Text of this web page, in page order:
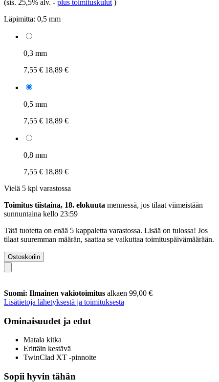
(sis. 25,5% alv. - plus toimituskulut )
Läpimitta: 0,5 mm
0,3 mm
7,55 € 18,89 €
0,5 mm
7,55 € 18,89 €
0,8 mm
7,55 € 18,89 €
Vielä 5 kpl varastossa
Toimitus tiistaina, 18. elokuuta mennessä, jos tilaat viimeistään
sunnuntaina kello 23:59
Tätä tuotetta on enää 5 kappaletta varastossa. Lisää on tulossa! Jos
tilaat suuremman määrän, saattaa se vaikuttaa toimituspäivämäärään.
Ostoskoriin
Suomi: Ilmainen vakiotoimitus alkaen 99,00 €
Lisätietoja lähetyksestä ja toimituksesta
Ominaisuudet ja edut
Matala kitka
Erittäin kestävä
TwinClad XT -pinnoite
Sopii hyvin tähän